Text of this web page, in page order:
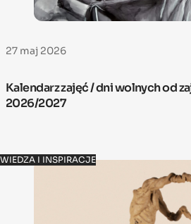
27 maj 2026
Kalendarz zajęć / dni wolnych od
2026/2027
WIEDZA I INSPIRACJE